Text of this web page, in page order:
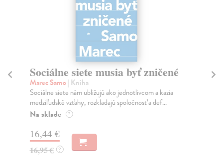
Sociálne siete musia byť zničené
Marec Samo| Kniha
Sociálne siete nám ubližujú ako jednotlivcom a kazia
medziľudské vzťahy, rozkladajú spoločnosť a def...
Na sklade ?
16,44 €
16,95 € ?